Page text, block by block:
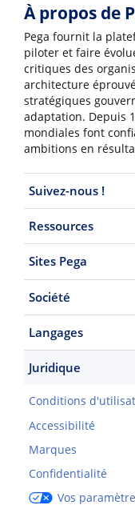
À propos de
Pega fournit la
piloter et faire
critiques des
architecture
stratégiques
adaptation. Depuis
mondiales font
ambitions en
Suivez-nous !
Ressources
Sites Pega
Société
Langages
Juridique
Conditions
Accessibilité
Marques
Confidentialité
Vos